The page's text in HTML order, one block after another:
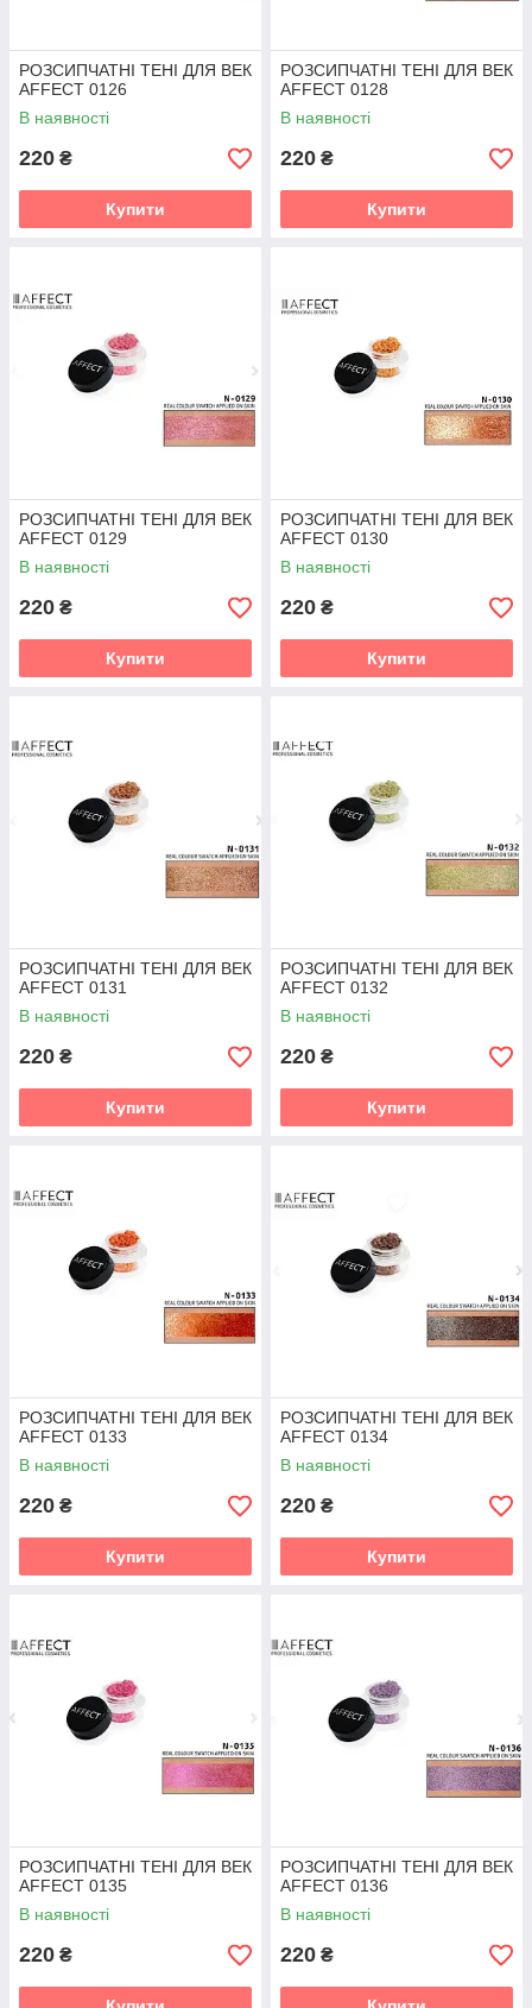
РОЗСИПЧАТНІ ТЕНІ ДЛЯ ВЕК
AFFECT 0126
В наявності
220 ₴
Купити
РОЗСИПЧАТНІ ТЕНІ ДЛЯ ВЕК
AFFECT 0128
В наявності
220 ₴
Купити
РОЗСИПЧАТНІ ТЕНІ ДЛЯ ВЕК
AFFECT 0129
В наявності
220 ₴
Купити
РОЗСИПЧАТНІ ТЕНІ ДЛЯ ВЕК
AFFECT 0130
В наявності
220 ₴
Купити
РОЗСИПЧАТНІ ТЕНІ ДЛЯ ВЕК
AFFECT 0131
В наявності
220 ₴
Купити
РОЗСИПЧАТНІ ТЕНІ ДЛЯ ВЕК
AFFECT 0132
В наявності
220 ₴
Купити
РОЗСИПЧАТНІ ТЕНІ ДЛЯ ВЕК
AFFECT 0133
В наявності
220 ₴
Купити
РОЗСИПЧАТНІ ТЕНІ ДЛЯ ВЕК
AFFECT 0134
В наявності
220 ₴
Купити
РОЗСИПЧАТНІ ТЕНІ ДЛЯ ВЕК
AFFECT 0135
В наявності
220 ₴
РОЗСИПЧАТНІ ТЕНІ ДЛЯ ВЕК
AFFECT 0136
В наявності
220 ₴